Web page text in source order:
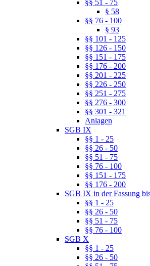
§§ 51 - 75
§ 58
§§ 76 - 100
§ 93
§§ 101 - 125
§§ 126 - 150
§§ 151 - 175
§§ 176 - 200
§§ 201 - 225
§§ 226 - 250
§§ 251 - 275
§§ 276 - 300
§§ 301 - 321
Anlagen
SGB IX
§§ 1 - 25
§§ 26 - 50
§§ 51 - 75
§§ 76 - 100
§§ 151 - 175
§§ 176 - 200
SGB IX in der Fassung
§§ 1 - 25
§§ 26 - 50
§§ 51 - 75
§§ 76 - 100
SGB X
§§ 1 - 25
§§ 26 - 50